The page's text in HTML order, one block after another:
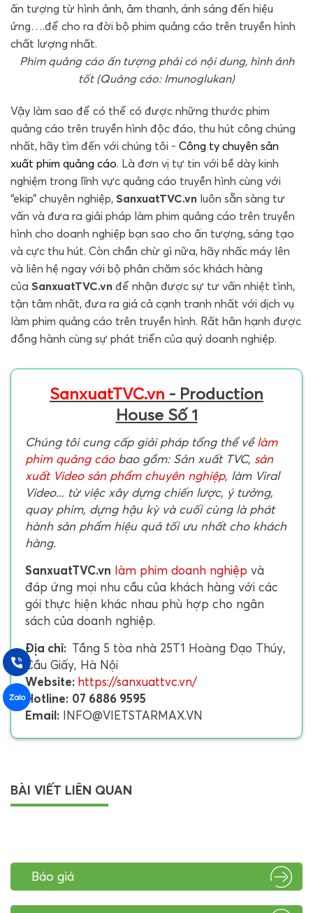
ấn tượng từ hình ảnh, âm thanh, ánh sáng đến hiệu
ứng….để cho ra đời bộ phim quảng cáo trên truyền hình
chất lượng nhất.
Phim quảng cáo ấn tượng phải có nội dung, hình ảnh
tốt (Quảng cáo: Imunoglukan)
Vậy làm sao để có thể có được những thước phim
quảng cáo trên truyền hình độc đáo, thu hút công chúng
nhất, hãy tìm đến với chúng tôi - Công ty chuyên sản
xuất phim quảng cáo. Là đơn vị tự tin với bề dày kinh
nghiệm trong lĩnh vực quảng cáo truyền hình cùng với
“ekip” chuyên nghiệp, SanxuatTVC.vn luôn sẵn sàng tư
vấn và đưa ra giải pháp làm phim quảng cáo trên truyền
hình cho doanh nghiệp bạn sao cho ấn tượng, sáng tạo
và cực thu hút. Còn chần chừ gì nữa, hãy nhấc máy lên
và liên hệ ngay với bộ phân chăm sóc khách hàng
của SanxuatTVC.vn để nhận được sự tư vấn nhiệt tình,
tận tâm nhất, đưa ra giá cả cạnh tranh nhất với dịch vụ
làm phim quảng cáo trên truyền hình. Rất hân hạnh được
đồng hành cùng sự phát triển của quý doanh nghiệp.
SanxuatTVC.vn - Production
House Số 1
Chúng tôi cung cấp giải pháp tổng thể vềlàm
phim quảng cáobao gồm: Sản xuất TVC, sản
xuất Video sản phẩm chuyên nghiệp, làm Viral
Video... từ việc xây dựng chiến lược, ý tưởng,
quay phim, dựng hậu kỳ và cuối cùng là phát
hành sản phẩm hiệu quả tối ưu nhất cho khách
hàng.
SanxuatTVC.vn làm phim doanh nghiệp và
đáp ứng mọi nhu cầu của khách hàng với các
gói thực hiện khác nhau phù hợp cho ngân
sách của doanh nghiệp.
Địa chỉ: Tầng 5 tòa nhà 25T1 Hoàng Đạo Thúy,
Cầu Giấy, Hà Nội
Website: https://sanxuattvc.vn/
Hotline: 07 6886 9595
Email: INFO@VIETSTARMAX.VN
BÀI VIẾT LIÊN QUAN
Báo giá